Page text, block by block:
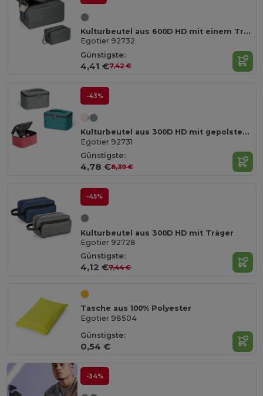
Kulturbeutel aus 600D HD mit einem Träger
Egotier 92732
Günstigste:
4,41 €7,42 €
-43%
Kulturbeutel aus 300D HD mit gepolstertem Griff
Egotier 92731
Günstigste:
4,78 €8,39 €
-45%
Kulturbeutel aus 300D HD mit Träger
Egotier 92728
Günstigste:
4,12 €7,44 €
Tasche aus 100% Polyester
Egotier 98504
Günstigste:
0,54 €
-34%